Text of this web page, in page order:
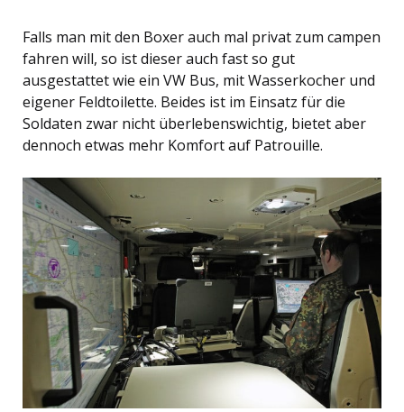
Falls man mit den Boxer auch mal privat zum campen
fahren will, so ist dieser auch fast so gut
ausgestattet wie ein VW Bus, mit Wasserkocher und
eigener Feldtoilette. Beides ist im Einsatz für die
Soldaten zwar nicht überlebenswichtig, bietet aber
dennoch etwas mehr Komfort auf Patrouille.